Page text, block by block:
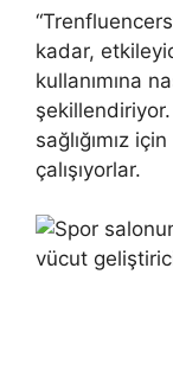
kadar,
kullanımına
sağlığımız
çalışıyorlar.